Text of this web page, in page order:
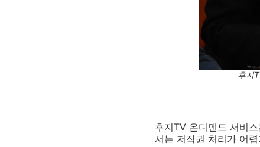
후지
후지TV 온디멘드 서비
서는 저작권 처리가 어